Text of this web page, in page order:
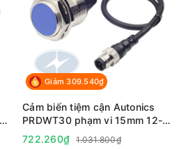
Giảm 309.540₫
Cảm biến tiệm cận Autonics
PRDWT30 phạm vi 15mm 12-
24VDC
722.260₫
1.031.800₫